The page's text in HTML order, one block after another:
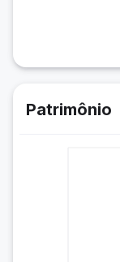
Patrimônio